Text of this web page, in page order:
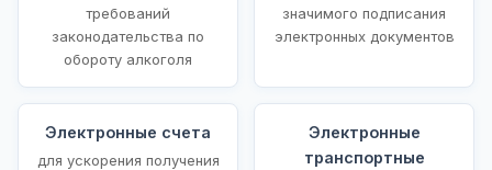
требований
законодательства по
обороту алкоголя
значимого подписания
электронных документов
Электронные счета
для ускорения получения
Электронные
транспортные